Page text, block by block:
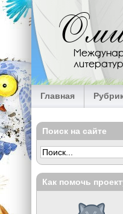
Перейти к основному
Главная
Поиск на сайте
Как помочь